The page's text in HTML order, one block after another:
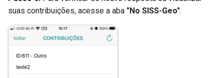
suas contribuições, acesse a aba "No SISS-Geo".